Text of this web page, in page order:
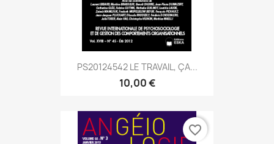
PS20124542 LE TRAVAIL, ÇA...
10,00 €
favorite_border